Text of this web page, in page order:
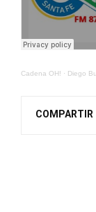
Cadena OH! · Diego
COMPARTIR